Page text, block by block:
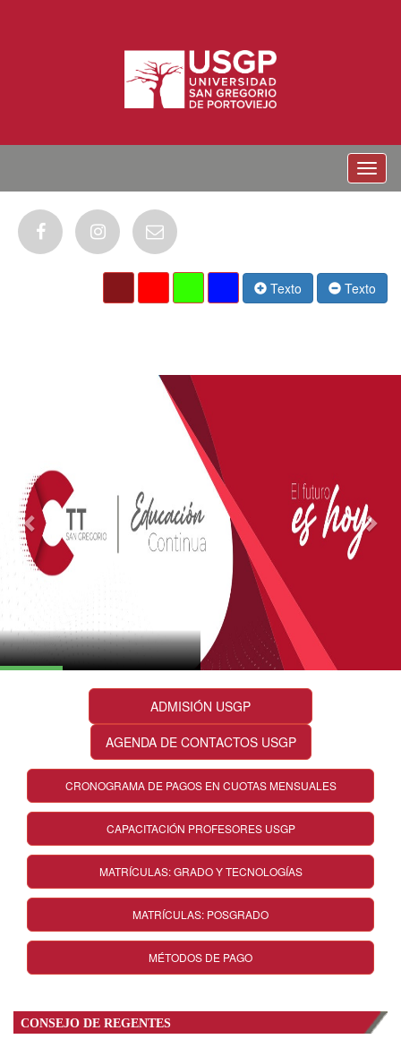
Menu
Texto Texto
ADMISIÓN USGP
AGENDA DE CONTACTOS USGP
CRONOGRAMA DE PAGOS EN CUOTAS MENSUALES
CAPACITACIÓN PROFESORES USGP
MATRÍCULAS: GRADO Y TECNOLOGÍAS
MATRÍCULAS: POSGRADO
MÉTODOS DE PAGO
CONSEJO DE REGENTES